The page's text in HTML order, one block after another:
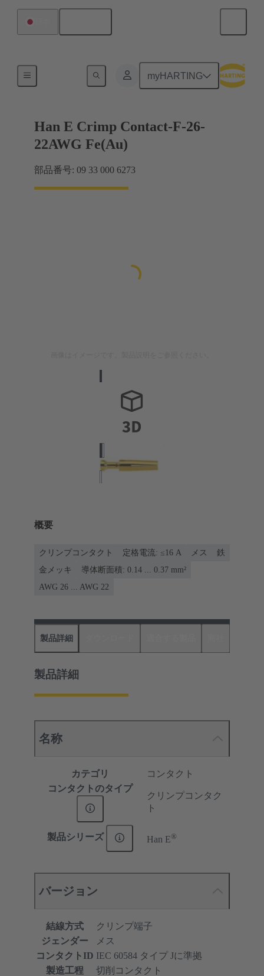
myHARTING
Han E Crimp Contact-F-26-
22AWG Fe(Au)
部品番号: 09 33 000 6273
概要
クリンプコンタクト 定格電流: ≤16 A メス
鉄
金メッキ
導体断面積: 0.14 ... 0.37 mm²
AWG 26 ... AWG 22
製品詳細
製品詳細
名称
カテゴリ
コンタクト
コンタクトのタイプ
クリンプコンタク
ト
製品シリーズ Han E®
バージョン
結線方式
クリンプ端子
ジェンダー
メス
コンタクトID IEC 60584 タイプ Jに準拠
製造工程
切削コンタクト